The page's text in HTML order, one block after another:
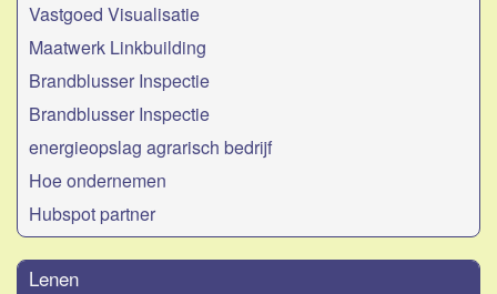
Vastgoed Visualisatie
Maatwerk Linkbuilding
Brandblusser Inspectie
Brandblusser Inspectie
energieopslag agrarisch bedrijf
Hoe ondernemen
Hubspot partner
Lenen